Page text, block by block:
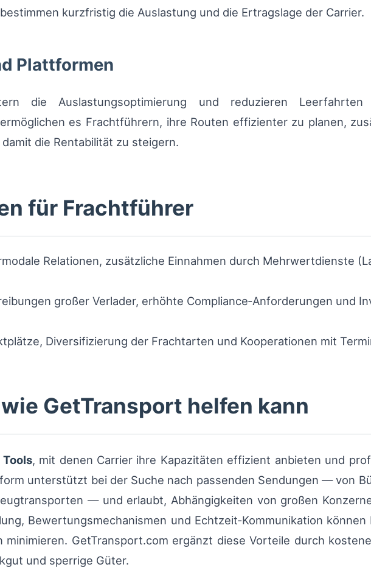
kurzfristig die Auslastung und die Ertragslage der Carrier.
Plattformen
die Auslastungsoptimierung und reduzieren
es Frachtführern, ihre Routen effizienter zu planen,
die Rentabilität zu steigern.
für Frachtführer
Relationen, zusätzliche Einnahmen durch Mehrwertdienste
großer Verlader, erhöhte Compliance‑Anforderungen und
Diversifizierung der Frachtarten und Kooperationen mit
GetTransport helfen kann
, mit denen Carrier ihre Kapazitäten effizient anbieten und
unterstützt bei der Suche nach passenden Sendungen — von
— und erlaubt, Abhängigkeiten von großen
Bewertungsmechanismen und Echtzeit‑Kommunikation
GetTransport.com ergänzt diese Vorteile durch
und sperrige Güter.